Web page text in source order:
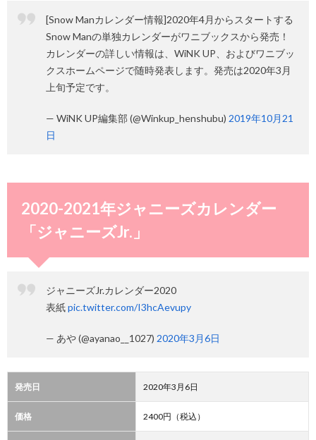
[Snow Manカレンダー情報]2020年4月からスタートする
Snow Manの単独カレンダーがワニブックスから発売！
カレンダーの詳しい情報は、WiNK UP、およびワニブッ
クスホームページで随時発表します。発売は2020年3月
上旬予定です。
— WiNK UP編集部 (@Winkup_henshubu) 2019年10月21
日
2020-2021年ジャニーズカレンダー
「ジャニーズJr.」
ジャニーズJr.カレンダー2020
表紙pic.twitter.com/I3hcAevupy
— あや (@ayanao__1027) 2020年3月6日
発売日 2020年3月6日
価格 2400円（税込）